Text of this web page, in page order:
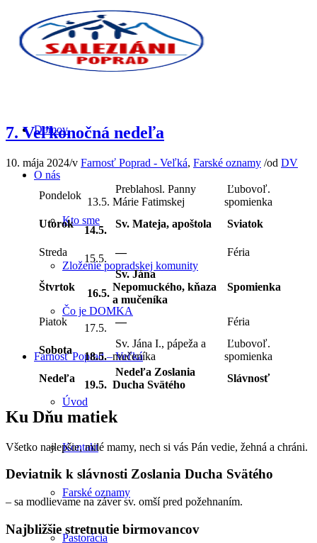
Domov
O nás
Kto sme
Zloženie popradskej komunity
Čo je DOMKA
Farnosť Poprad – Veľká
Úvod
Kontakt
Farské oznamy
Pastorácia
7. Veľkonočná nedeľa
10. mája 2024/v Farnosť Poprad - Veľká, Farské oznamy /od DV
Pondelok
13.5.
Preblahosl. Panny
Márie Fatimskej
Ľubovoľ.
spomienka
Utorok
14.5.
Sv. Mateja, apoštola Sviatok
Streda
15.5.
— Féria
Štvrtok
16.5.
Sv. Jána
Nepomuckého, kňaza
a mučeníka
Spomienka
Piatok
17.5.
— Féria
Sobota
18.5.
Sv. Jána I., pápeža a
mučeníka
Ľubovoľ.
spomienka
Nedeľa
19.5.
Nedeľa Zoslania
Ducha Svätého
Slávnosť
Ku Dňu matiek
Všetko najlepšie, milé mamy, nech si vás Pán vedie, žehná a chráni.
Deviatnik k slávnosti Zoslania Ducha Svätého
– sa modlievame na záver sv. omší pred požehnaním.
Najbližšie stretnutie birmovancov